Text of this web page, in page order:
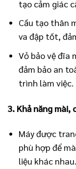
tạo cảm giác
Cấu tạo thân
va đập tốt,
Vỏ bảo vệ đĩa
đảm bảo an
trình làm việc.
3. Khả năng mài,
Máy được
phù hợp để
liệu khác nhau.